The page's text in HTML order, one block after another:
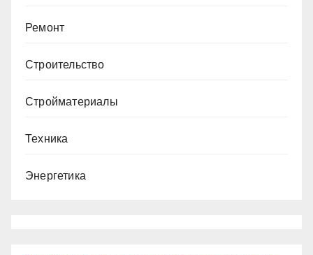
Ремонт
Строительство
Стройматериалы
Техника
Энергетика